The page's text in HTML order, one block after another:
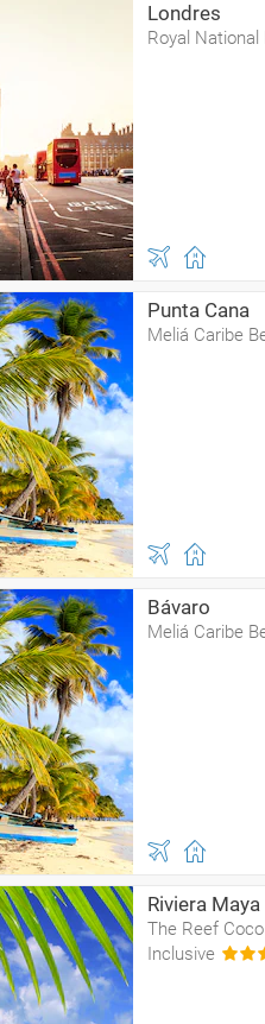
Londres
Royal National
Punta Cana
Meliá Caribe
Bávaro
Meliá Caribe
Riviera Maya
The Reef Coco
Inclusive